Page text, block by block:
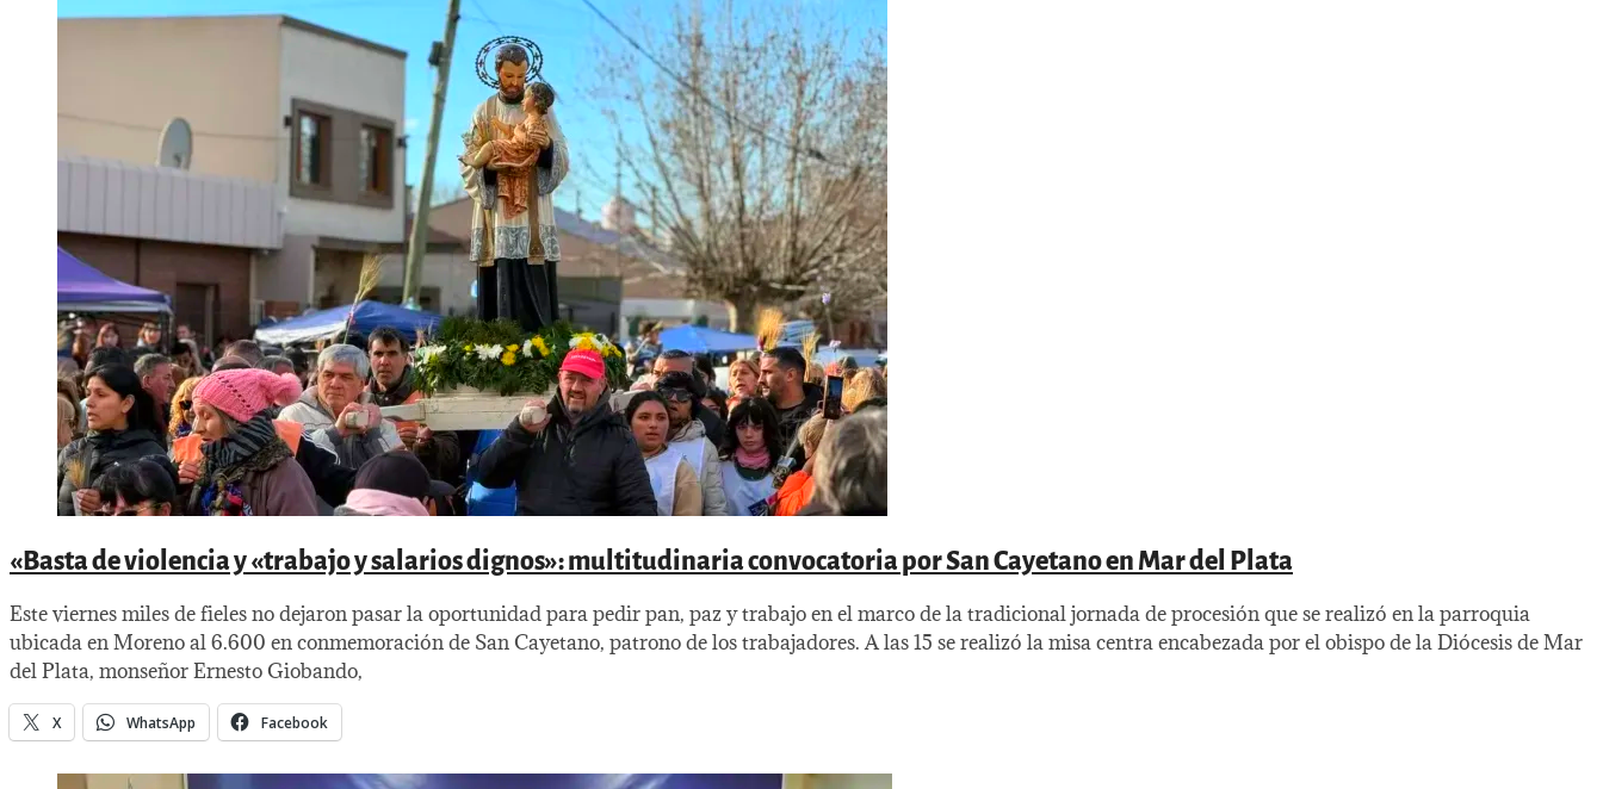
«Basta de violencia y «trabajo y salarios dignos»: multitudinaria convocatoria por San Cayetano en Mar del Plata
Este viernes miles de fieles no dejaron pasar la oportunidad para pedir pan, paz y trabajo en el marco de la tradicional jornada de procesión que se realizó en la parroquia
ubicada en Moreno al 6.600 en conmemoración de San Cayetano, patrono de los trabajadores. A las 15 se realizó la misa centra encabezada por el obispo de la Diócesis de Mar
del Plata, monseñor Ernesto Giobando,
X WhatsApp Facebook